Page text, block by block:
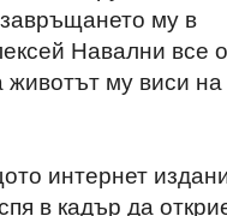
му в
Навални все
му виси на
интернет
в кадър да